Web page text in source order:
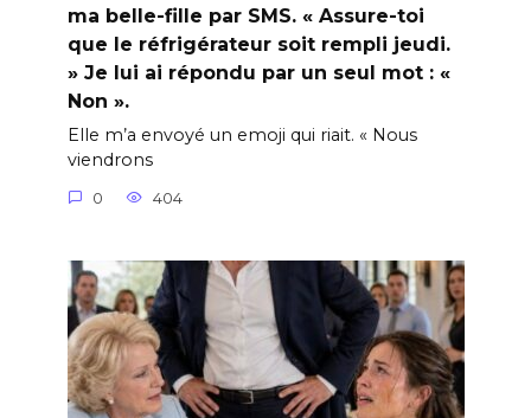
ma belle-fille par SMS. « Assure-toi
que le réfrigérateur soit rempli jeudi.
» Je lui ai répondu par un seul mot : «
Non ».
Elle m’a envoyé un emoji qui riait. « Nous
viendrons
0 404